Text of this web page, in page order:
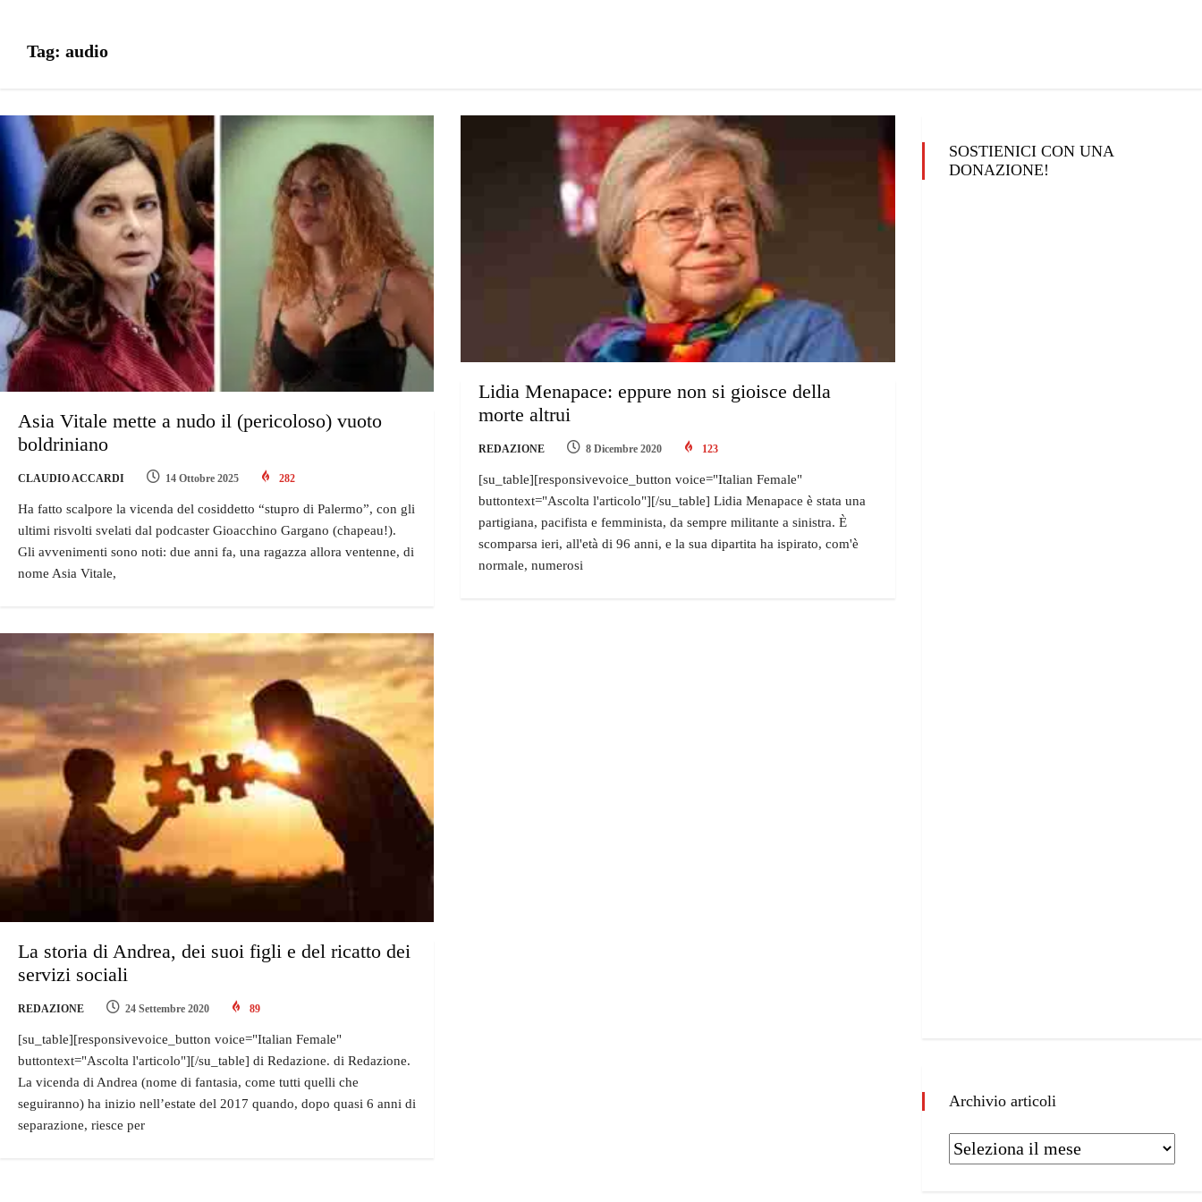
Tag: audio
Asia Vitale mette a nudo il (pericoloso) vuoto
boldriniano
CLAUDIO ACCARDI 14 Ottobre 2025 282
Ha fatto scalpore la vicenda del cosiddetto “stupro di Palermo”, con gli
ultimi risvolti svelati dal podcaster Gioacchino Gargano (chapeau!).
Gli avvenimenti sono noti: due anni fa, una ragazza allora ventenne, di
nome Asia Vitale,
Lidia Menapace: eppure non si gioisce della
morte altrui
REDAZIONE 8 Dicembre 2020 123
[su_table][responsivevoice_button voice="Italian Female"
buttontext="Ascolta l'articolo"][/su_table] Lidia Menapace è stata una
partigiana, pacifista e femminista, da sempre militante a sinistra. È
scomparsa ieri, all'età di 96 anni, e la sua dipartita ha ispirato, com'è
normale, numerosi
La storia di Andrea, dei suoi figli e del ricatto dei
servizi sociali
REDAZIONE 24 Settembre 2020 89
[su_table][responsivevoice_button voice="Italian Female"
buttontext="Ascolta l'articolo"][/su_table] di Redazione. di Redazione.
La vicenda di Andrea (nome di fantasia, come tutti quelli che
seguiranno) ha inizio nell’estate del 2017 quando, dopo quasi 6 anni di
separazione, riesce per
SOSTIENICI CON UNA
DONAZIONE!
Archivio articoli